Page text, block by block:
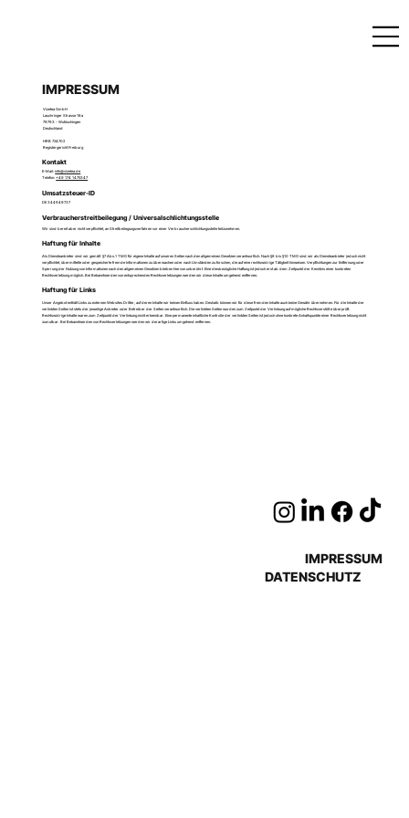
IMPRESSUM
Vizetea GmbH
Lauchringer Strasse 18a
79793 - Wutöschingen
Deutschland
HRB 724702
Registergericht Freiburg
Kontakt
E-Mail:info@vizetea.de
Telefon:+49 174 1475347
Umsatzsteuer-ID
DE 344949737
Verbraucherstreitbeilegung / Universalschlichtungsstelle
Wir sind bereit aber nicht verpflichtet, an Streitbeilegungsverfahren vor einer Verbraucherschlichtungsstelle teilzunehmen.
Haftung für Inhalte
Als Diensteanbieter sind wir gemäß §7 Abs.1 TMG für eigene Inhalte auf unseren Seiten nach den allgemeinen Gesetzen verantwortlich. Nach §8 bis §10 TMG sind wir als Diensteanbieter jedoch nicht
verpflichtet, übermittelte oder gespeicherte fremde Informationen zu überwachen oder nach Umständen zu forschen, die auf eine rechtswidrige Tätigkeit hinweisen. Verpflichtungen zur Entfernung oder
Sperrung der Nutzung von Informationen nach den allgemeinen Gesetzen bleiben hiervon unberührt. Eine diesbezügliche Haftung ist jedoch erst ab dem Zeitpunkt der Kenntnis einer konkreten
Rechtsverletzung möglich. Bei Bekanntwerden von entsprechenden Rechtsverletzungen werden wir diese Inhalte umgehend entfernen.
Haftung für Links
Unser Angebot enthält Links zu externen Websites Dritter, auf deren Inhalte wir keinen Einfluss haben. Deshalb können wir für diese fremden Inhalte auch keine Gewähr übernehmen. Für die Inhalte der
verlinkten Seiten ist stets der jeweilige Anbieter oder Betreiber der Seiten verantwortlich. Die verlinkten Seiten wurden zum Zeitpunkt der Verlinkung auf mögliche Rechtsverstöße überprüft.
Rechtswidrige Inhalte waren zum Zeitpunkt der Verlinkung nicht erkennbar. Eine permanente inhaltliche Kontrolle der verlinkten Seiten ist jedoch ohne konkrete Anhaltspunkte einer Rechtsverletzung nicht
zumutbar. Bei Bekanntwerden von Rechtsverletzungen werden wir derartige Links umgehend entfernen.
IMPRESSUM
DATENSCHUTZ